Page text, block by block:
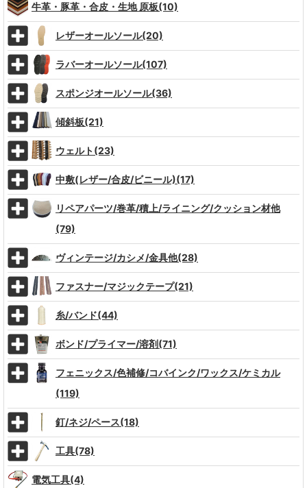
牛革・豚革・合皮・生地 原板(10)
レザーオールソール(20)
ラバーオールソール(107)
スポンジオールソール(36)
傾斜板(21)
ウェルト(23)
中敷(レザー/合皮/ビニール)(17)
リペアパーツ/巻革/積上/ライニング/クッション材他
(79)
ヴィンテージ/カシメ/金具他(28)
ファスナー/マジックテープ(21)
糸/バンド(44)
ボンド/プライマー/溶剤(71)
フェニックス/色補修/コバインク/ワックス/ケミカル
(119)
釘/ネジ/ペース(18)
工具(78)
電気工具(4)